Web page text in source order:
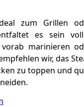
zum Grillen
es sein
marinieren
wir, das
zu toppen und